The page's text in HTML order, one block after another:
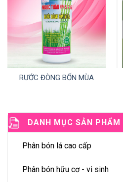
DANH MỤC SẢN PHẨM
Phân bón lá cao cấp
Phân bón hữu cơ - vi sinh
RƯỚC ĐÒNG BỐN MÙA